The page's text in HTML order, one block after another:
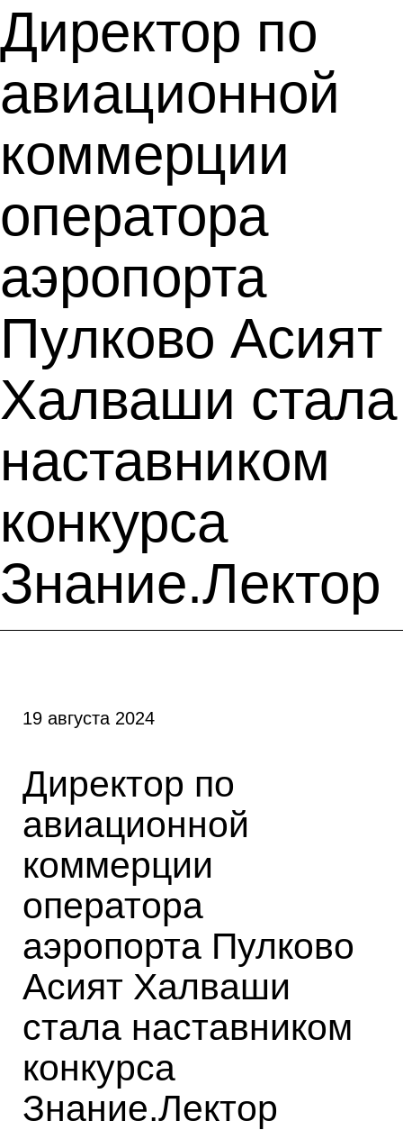
Директор по
авиационной
коммерции
оператора
аэропорта
Пулково Асият
Халваши стала
наставником
конкурса
Знание.Лектор
19 августа 2024
Директор по
авиационной
коммерции
оператора
аэропорта Пулково
Асият Халваши
стала наставником
конкурса
Знание.Лектор